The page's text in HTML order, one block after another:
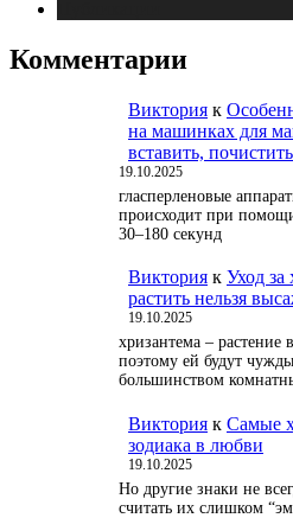
Комментарии
Виктория к
на машинках для
вставить,
19.10.2025
гласперленовые
происходит при
30–180 секунд
Виктория к Уход за
растить нельзя
19.10.2025
хризантема – растение
поэтому ей будут
большинством
Виктория к Самые
зодиака в любви
19.10.2025
Но другие знаки не
считать их слишком